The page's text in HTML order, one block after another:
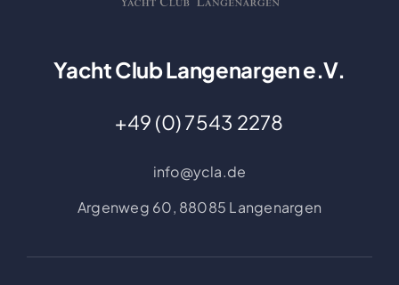
Yacht Club Langenargen e.V.
+49 (0) 7543 2278
info@ycla.de
Argenweg 60, 88085 Langenargen